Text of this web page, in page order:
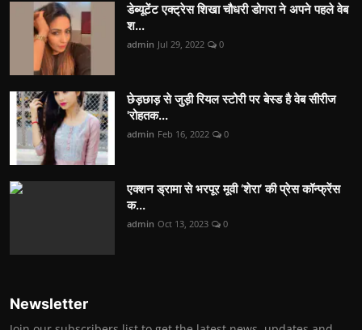
डेब्यूटेंट एक्ट्रेस शिखा चौधरी डोगरा ने अपने पहले वेब
श...
admin Jul 29, 2022 0
छेड़छाड़ से जुड़ी रियल स्टोरी पर बेस्ड है वेब सीरीज
'रोहतक...
admin Feb 16, 2022 0
एक्शन ड्रामा से भरपूर मूवी ‘शेरा’ की प्रेस कॉन्फ्रेंस
क...
admin Oct 13, 2023 0
Newsletter